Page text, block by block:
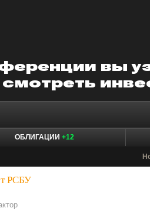
ОБЛИГАЦИИ +12
РСБУ